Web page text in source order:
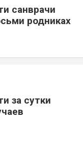
санврачи
родниках
за сутки